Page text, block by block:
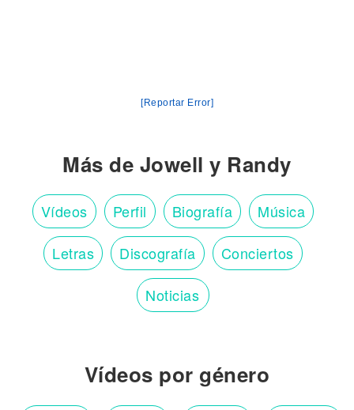
[Reportar Error]
Más de Jowell y Randy
Vídeos Perfil Biografía Música
Letras Discografía Conciertos
Noticias
Vídeos por género